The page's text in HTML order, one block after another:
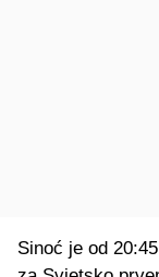
Sinoć je od